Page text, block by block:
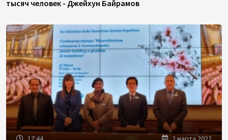
тысяч человек - Джейхун Байрамов